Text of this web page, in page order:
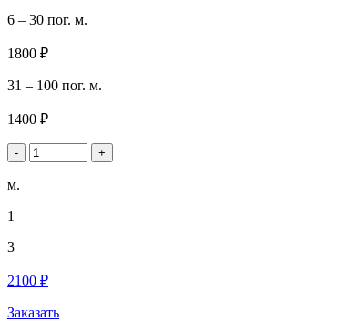
6 – 30 пог. м.
1800 ₽
31 – 100 пог. м.
1400 ₽
- +
м.
1
3
2100 ₽
Заказать